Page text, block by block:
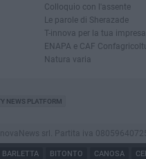
Colloquio con l'assente
Le parole di Sherazade
T-innova per la tua impresa
ENAPA e CAF
Natura varia
NEWS PLATFORM
srl. Partita iva
BARLETTA BITONTO CANOSA